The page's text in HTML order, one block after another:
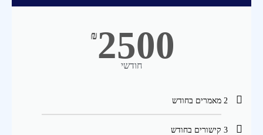
₪2500
חודשי
2 מאמרים בחודש
3 קישורים בחודש